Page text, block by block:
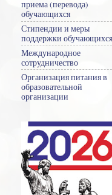
приема (перевода)
обучающихся
Стипендии и меры
поддержки обучающихся
Международное
сотрудничество
Организация питания в
образовательной
организации